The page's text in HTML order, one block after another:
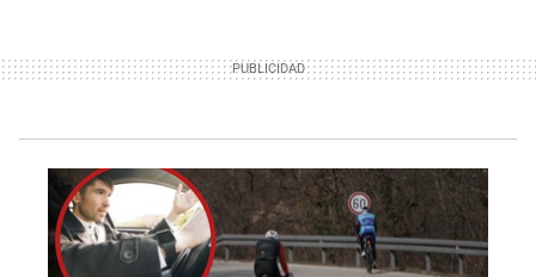
Qué hacer si tengo una multa de tráfico
Qué plazo tienes para pagar la multa